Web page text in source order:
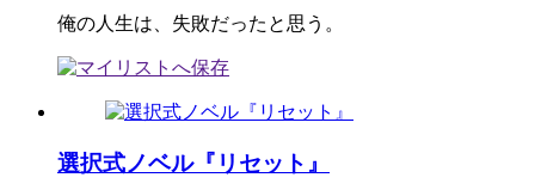
俺の人生は、失敗だったと思う。
選択式ノベル『リセット』